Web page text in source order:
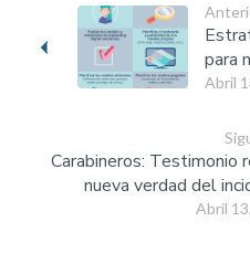
Abril
para
Abril
Carabineros: Testimonio
nueva verdad del